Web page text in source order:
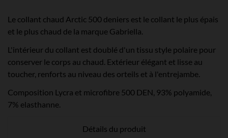
Le collant chaud Arctic 500 deniers est le collant le plus épais
et le plus chaud de la marque Gabriella.
L'intérieur du collant est doublé d'un tissu style polaire pour
conserver le corps au chaud. Extérieur élégant et lisse au
toucher, renforts au niveau des orteils et à l'entrejambe.
Composition Lycra et microfibre 500 DEN, 93% polyamide,
7% elasthanne.
Détails du produit